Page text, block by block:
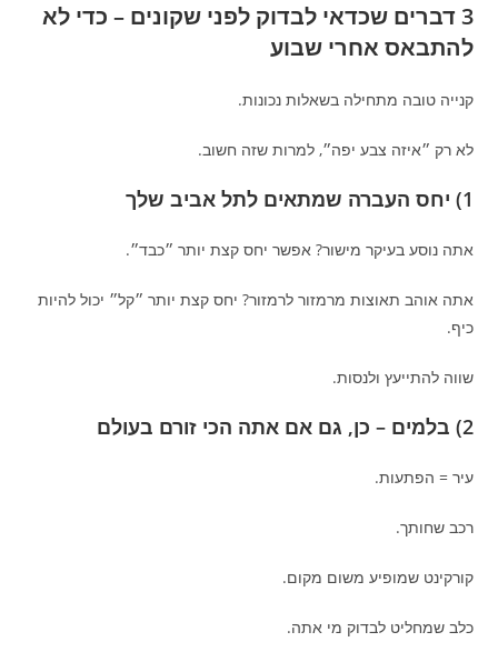
3 דברים שכדאי לבדוק לפני שקונים – כדי לא
להתבאס אחרי שבוע
קנייה טובה מתחילה בשאלות נכונות.
לא רק ״איזה צבע יפה״, למרות שזה חשוב.
1) יחס העברה שמתאים לתל אביב שלך
אתה נוסע בעיקר מישור? אפשר יחס קצת יותר ״כבד״.
אתה אוהב תאוצות מרמזור לרמזור? יחס קצת יותר ״קל״ יכול להיות
כיף.
שווה להתייעץ ולנסות.
2) בלמים – כן, גם אם אתה הכי זורם בעולם
עיר = הפתעות.
רכב שחותך.
קורקינט שמופיע משום מקום.
כלב שמחליט לבדוק מי אתה.